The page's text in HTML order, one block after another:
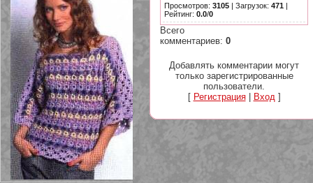
Просмотров: 3105 | Загрузок: 471 |
Рейтинг: 0.0/0
Всего
комментариев: 0
Добавлять комментарии могут
только зарегистрированные
пользователи.
[ Регистрация| Вход]